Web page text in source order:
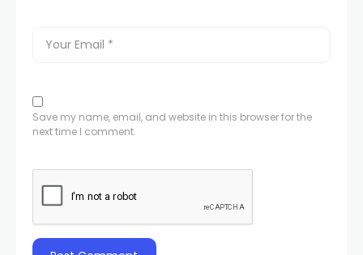
Save my name, email, and website in this browser for the
next time I comment.